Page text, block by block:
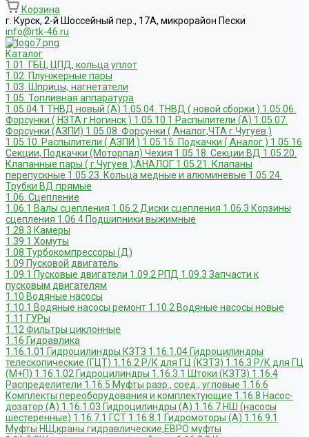
Корзина
г. Курск, 2-й Шоссейный пер., 17А, микрорайон Пески
info@rtk-46.ru
Каталог
1.01. ГБЦ, ЦПД, кольца уплот
1.02. Плунжерные пары
1.03. Шприцы, нагнетатели
1.05. Топливная аппаратура
1.05.04.1 ТНВД новый (А) 1.05.04. ТНВД ( новой сборки ) 1.05.06.
Форсунки ( НЗТА г.Ногинск ) 1.05.10.1 Распылители (А) 1.05.07.
Форсунки (АЗПИ) 1.05.08. Форсунки ( Аналог,ЧТА г.Чугуев )
1.05.10. Распылители ( АЗПИ ) 1.05.15. Подкачки ( Аналог ) 1.05.16
Секции, Подкачки (Моторпал) Чехия 1.05.18. Секции ВД 1.05.20.
Клапанные пары ( г.Чугуев );АНАЛОГ 1.05.21. Клапаны
перепускные 1.05.23. Кольца медные и алюминевые 1.05.24.
Трубки ВД прямые
1.06. Сцепление
1.06.1 Валы сцепления 1.06.2 Диски сцепления 1.06.3 Корзины
сцепления 1.06.4 Подшипники выжимные
1.28.3 Камеры
1.39.1 Хомуты
1.08 Турбокомпрессоры (Д)
1.09 Пусковой двигатель
1.09.1 Пусковые двигатели 1.09.2 РПД 1.09.3 Запчасти к
пусковым двигателям
1.10 Водяные насосы
1.10.1 Водяные насосы ремонт 1.10.2 Водяные насосы новые
1.11 ГУРы
1.12 Фильтры циклонные
1.16 Гидравлика
1.16.1.01 Гидроцилиндры КЗТЗ 1.16.1.04 Гидроцилиндры
телескопические (ГЦТ) 1.16.2 Р/К для ГЦ (КЗТЗ) 1.16.3 Р/К для ГЦ
(М+П) 1.16.1.02 Гидроцилиндры 1.16.3.1 Штоки (КЗТЗ) 1.16.4
Распределители 1.16.5 Муфты разр., соед., угловые 1.16.6
Комплекты переоборудования и комплектующие 1.16.8 Насос-
дозатор (А) 1.16.1.03 Гидроцилиндры (А) 1.16.7 НШ (насосы
шестеренные) 1.16.7.1 ГСТ 1.16.8.1 Гидромоторы (А) 1.16.9.1
Муфты НШ,краны гидравлические,ЕВРО муфты